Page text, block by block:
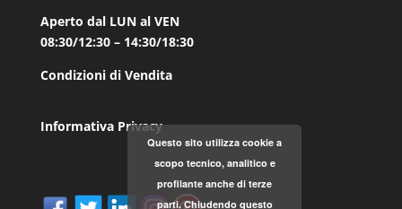
Aperto dal LUN al VEN
08:30/12:30 – 14:30/18:30
Condizioni di Vendita
Informativa Privacy
Questo sito utilizza cookie a
scopo tecnico, analitico e
profilante anche di terze
parti. Chiudendo questo